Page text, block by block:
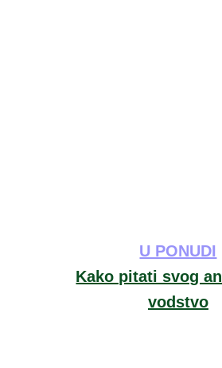
Kako pitati svog
vodstvo
U PONUDI